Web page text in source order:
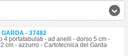
GARDA - 37482
4 portatabulati - ad anelli - dorso 5 cm -
cm - azzurro - Cartotecnica del Garda